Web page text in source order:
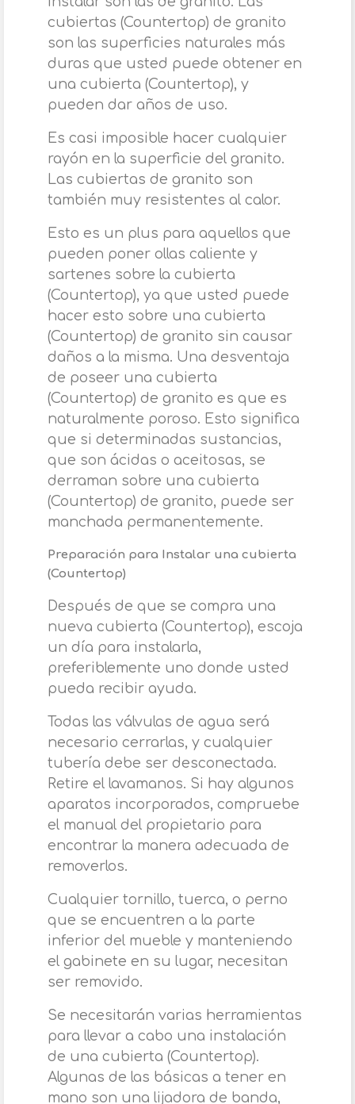
cubiertas (Countertop) de granito
son las superficies naturales más
duras que usted puede obtener en
una cubierta (Countertop), y
pueden dar años de uso.
Es casi imposible hacer cualquier
rayón en la superficie del granito.
Las cubiertas de granito son
también muy resistentes al calor.
Esto es un plus para aquellos que
pueden poner ollas caliente y
sartenes sobre la cubierta
(Countertop), ya que usted puede
hacer esto sobre una cubierta
(Countertop) de granito sin causar
daños a la misma. Una desventaja
de poseer una cubierta
(Countertop) de granito es que es
naturalmente poroso. Esto significa
que si determinadas sustancias,
que son ácidas o aceitosas, se
derraman sobre una cubierta
(Countertop) de granito, puede ser
manchada permanentemente.
Preparación para Instalar una cubierta
(Countertop)
Después de que se compra una
nueva cubierta (Countertop), escoja
un día para instalarla,
preferiblemente uno donde usted
pueda recibir ayuda.
Todas las válvulas de agua será
necesario cerrarlas, y cualquier
tubería debe ser desconectada.
Retire el lavamanos. Si hay algunos
aparatos incorporados, compruebe
el manual del propietario para
encontrar la manera adecuada de
removerlos.
Cualquier tornillo, tuerca, o perno
que se encuentren a la parte
inferior del mueble y manteniendo
el gabinete en su lugar, necesitan
ser removido.
Se necesitarán varias herramientas
para llevar a cabo una instalación
de una cubierta (Countertop).
Algunas de las básicas a tener en
mano son una lijadora de banda,